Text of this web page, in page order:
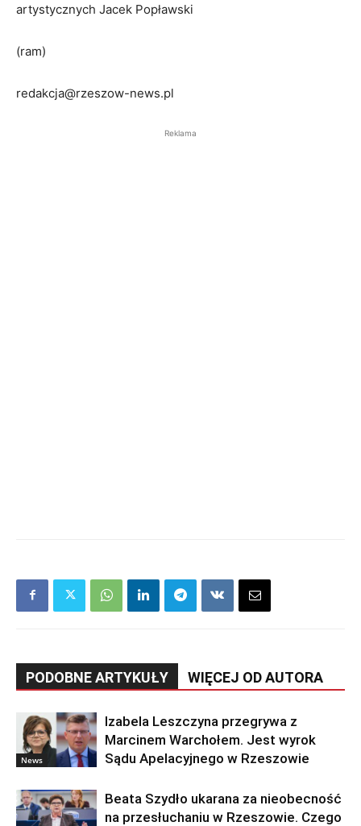
artystycznych Jacek Popławski
(ram)
redakcja@rzeszow-news.pl
Reklama
PODOBNE ARTYKUŁY WIĘCEJ OD AUTORA
News
Izabela Leszczyna przegrywa z
Marcinem Warchołem. Jest wyrok
Sądu Apelacyjnego w Rzeszowie
Beata Szydło ukarana za nieobecność
na przesłuchaniu w Rzeszowie. Czego